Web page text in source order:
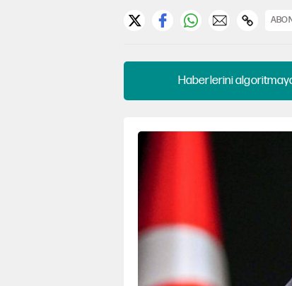
Haberlerini